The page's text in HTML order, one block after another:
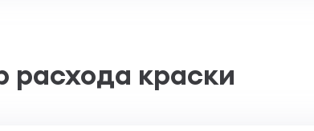
расхода краски